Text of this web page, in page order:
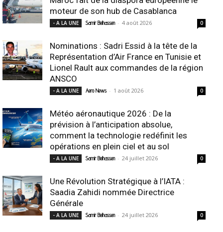
moteur de son hub de Casablanca
- A LA UNE Samir Belhassen - 4 août 2026 0
Nominations : Sadri Essid à la tête de la
Représentation d’Air France en Tunisie et
Lionel Rault aux commandes de la région
ANSCO
- A LA UNE Aero News - 1 août 2026 0
Météo aéronautique 2026 : De la
prévision à l’anticipation absolue,
comment la technologie redéfinit les
opérations en plein ciel et au sol
- A LA UNE Samir Belhassen - 24 juillet 2026 0
Une Révolution Stratégique à l’IATA :
Saadia Zahidi nommée Directrice
Générale
- A LA UNE Samir Belhassen - 24 juillet 2026 0